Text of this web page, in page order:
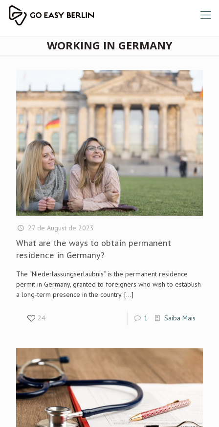
WORKING IN GERMANY
27 de August de 2023
What are the ways to obtain permanent
residence in Germany?
The “Niederlassungserlaubnis” is the permanent residence
permit in Germany, granted to foreigners who wish to establish
a long-term presence in the country. […]
24 1 Saiba Mais